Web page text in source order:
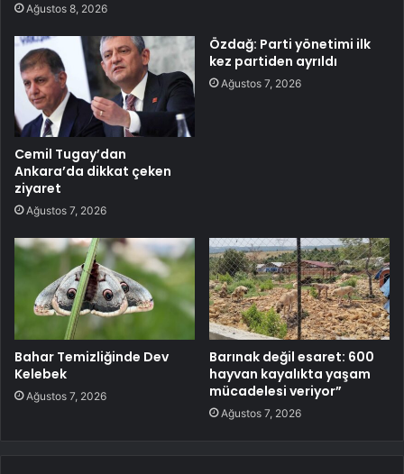
Ağustos 8, 2026
Cemil Tugay’dan
Ankara’da dikkat çeken
ziyaret
Ağustos 7, 2026
Özdağ: Parti yönetimi ilk
kez partiden ayrıldı
Ağustos 7, 2026
Bahar Temizliğinde Dev
Kelebek
Ağustos 7, 2026
Barınak değil esaret: 600
hayvan kayalıkta yaşam
mücadelesi veriyor”
Ağustos 7, 2026